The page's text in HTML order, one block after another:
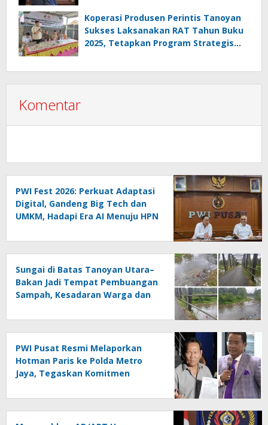
Melanggar Aturan”
Koperasi Produsen Perintis Tanoyan
Sukses Laksanakan RAT Tahun Buku
2025, Tetapkan Program Strategis
Komentar
PWI Fest 2026: Perkuat Adaptasi
Digital, Gandeng Big Tech dan
UMKM, Hadapi Era AI Menuju HPN
Sungai di Batas Tanoyan Utara–
Bakan Jadi Tempat Pembuangan
Sampah, Kesadaran Warga dan
Dipertanyakan
PWI Pusat Resmi Melaporkan
Hotman Paris ke Polda Metro
Jaya, Tegaskan Komitmen